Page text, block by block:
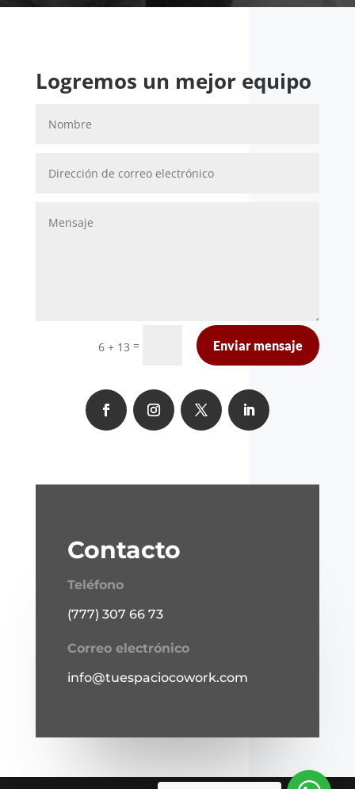
Logremos un mejor equipo
6 + 13 = Enviar mensaje
Contacto
Teléfono
(777) 307 66 73
Correo electrónico
info@tuespaciocowork.com